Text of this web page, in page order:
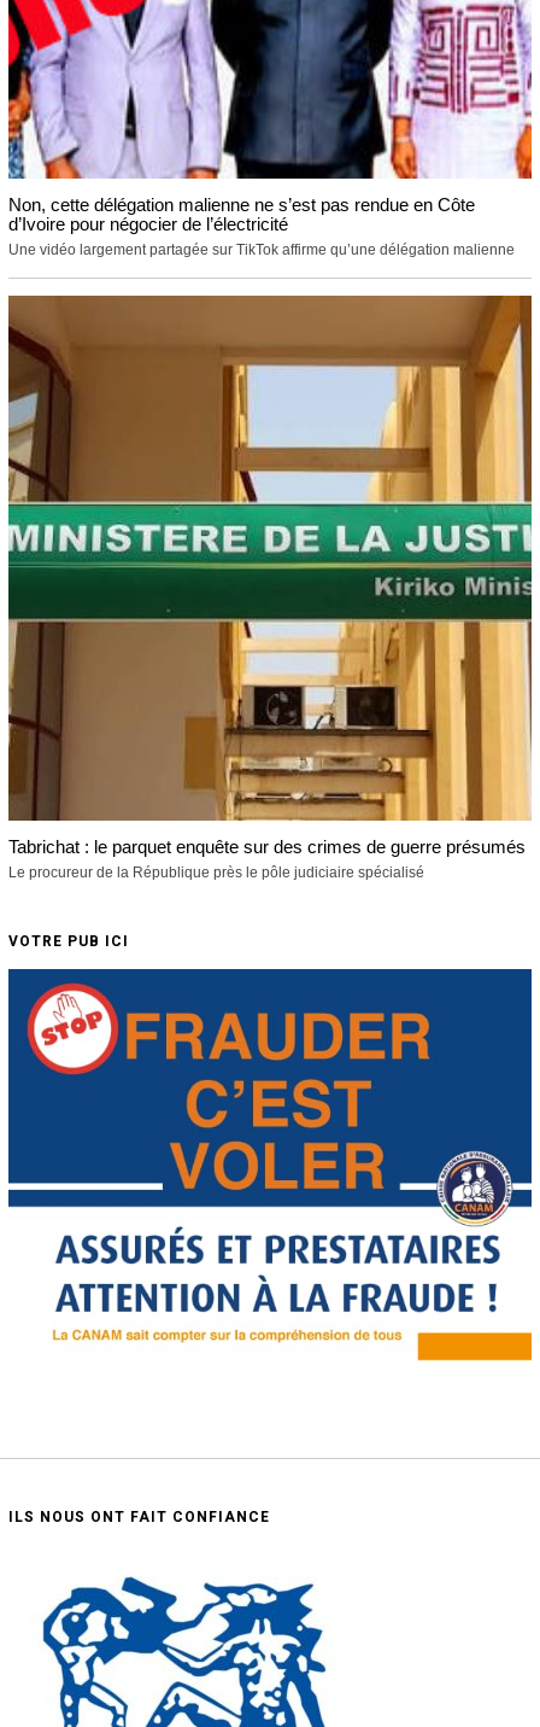
Non, cette délégation malienne ne s’est pas rendue en Côte
d’Ivoire pour négocier de l’électricité
Une vidéo largement partagée sur TikTok affirme qu’une délégation malienne
Tabrichat : le parquet enquête sur des crimes de guerre présumés
Le procureur de la République près le pôle judiciaire spécialisé
VOTRE PUB ICI
ILS NOUS ONT FAIT CONFIANCE